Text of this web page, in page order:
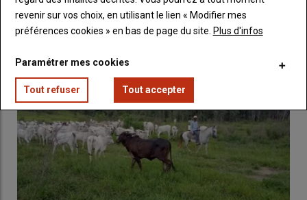
Le marché mondial de la viande bovine se détend en 2023,
porté par la reconstitution du cheptel australien et…
revenir sur vos choix, en utilisant le lien « Modifier mes
préférences cookies » en bas de page du site. Plus d'infos
Paramétrer mes cookies
Tout refuser Tout accepter